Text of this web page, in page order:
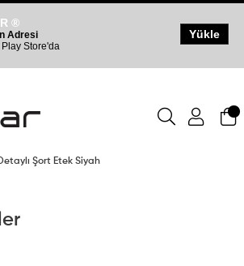
Şort Etek Siyah
®
Adresi
Store'da
Yükle